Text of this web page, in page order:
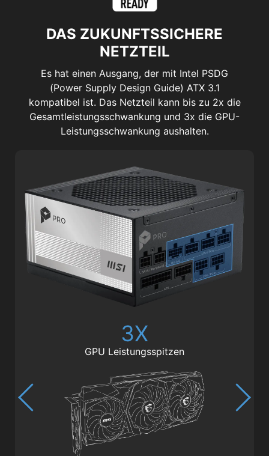
DAS ZUKUNFTSSICHERE
NETZTEIL
Es hat einen Ausgang, der mit Intel PSDG
(Power Supply Design Guide) ATX 3.1
kompatibel ist. Das Netzteil kann bis zu 2x die
Gesamtleistungsschwankung und 3x die GPU-
Leistungsschwankung aushalten.
3X
GPU Leistungsspitzen